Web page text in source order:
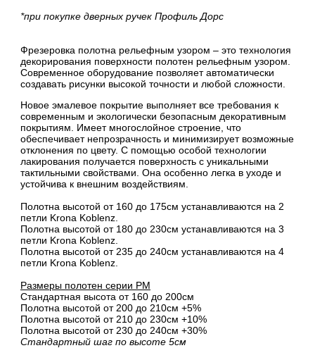
*при покупке дверных ручек Профиль Дорс
Фрезеровка полотна рельефным узором – это технология
декорирования поверхности полотен рельефным узором.
Современное оборудование позволяет автоматически
создавать рисунки высокой точности и любой сложности.
Новое эмалевое покрытие выполняет все требования к
современным и экологически безопасным декоративным
покрытиям. Имеет многослойное строение, что
обеспечивает непрозрачность и минимизирует возможные
отклонения по цвету. С помощью особой технологии
лакирования получается поверхность с уникальными
тактильными свойствами. Она особенно легка в уходе и
устойчива к внешним воздействиям.
Полотна высотой от 160 до 175см устанавливаются на 2
петли Krona Koblenz.
Полотна высотой от 180 до 230см устанавливаются на 3
петли Krona Koblenz.
Полотна высотой от 235 до 240см устанавливаются на 4
петли Krona Koblenz.
Размеры полотен серии PM
Стандартная высота от 160 до 200см
Полотна высотой от 200 до 210см +5%
Полотна высотой от 210 до 230см +10%
Полотна высотой от 230 до 240см +30%
Стандартный шаг по высоте 5см